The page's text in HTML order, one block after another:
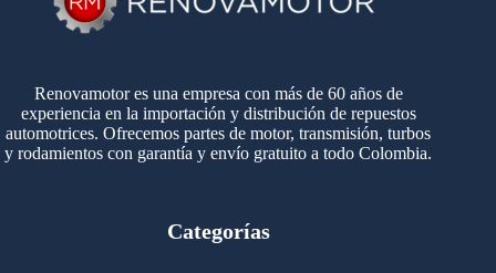
Renovamotor es una empresa con más de 60 años de
experiencia en la importación y distribución de repuestos
automotrices. Ofrecemos partes de motor, transmisión, turbos
y rodamientos con garantía y envío gratuito a todo Colombia.
Categorías